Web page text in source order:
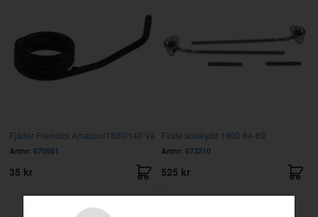
Fjäder Framstol Amazon/1800/140 Vä
Artnr: 670981
35 kr
Fäste solskydd 1800 64-69
Artnr: 673210
525 kr